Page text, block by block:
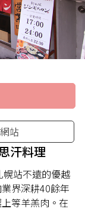
站
汗料理
站不遠的優越
界深耕40餘年
等羊羔肉。在